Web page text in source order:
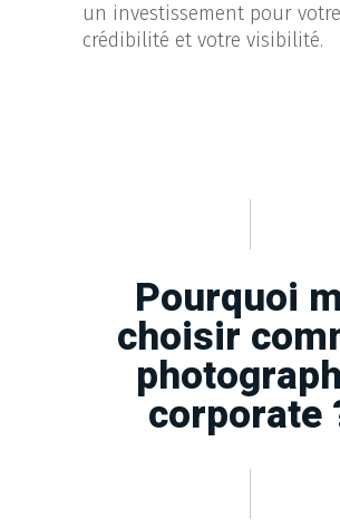
un investissement pour votre
crédibilité et votre visibilité.
Pourquoi
choisir
corporate